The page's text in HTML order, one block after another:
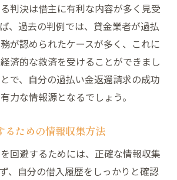
判決は借主に有利な内容が多く見受
、過去の判例では、貸金業者が過払
が認められたケースが多く、これに
済的な救済を受けることができまし
で、自分の過払い金返還請求の成功
力な情報源となるでしょう。
るための情報収集方法
回避するためには、正確な情報収集
、自分の借入履歴をしっかりと確認